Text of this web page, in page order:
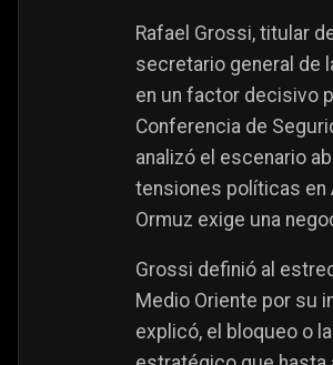
Rafael Grossi, titular
secretario general de
en un factor decisivo
Conferencia de
analizó el escenario
tensiones políticas en
Ormuz exige una
Grossi definió al
Medio Oriente por su
explicó, el bloqueo o